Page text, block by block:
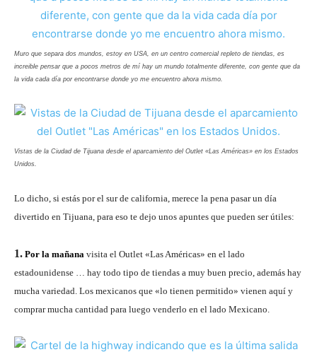
Muro que separa dos mundos, estoy en USA, en un centro comercial repleto de tiendas, es
increible pensar que a pocos metros de mí hay un mundo totalmente diferente, con gente que da
la vida cada día por encontrarse donde yo me encuentro ahora mismo.
Vistas de la Ciudad de Tijuana desde el aparcamiento del Outlet «Las Américas» en los Estados
Unidos.
Lo dicho, si estás por el sur de california, merece la pena pasar un día
divertido en Tijuana, para eso te dejo unos apuntes que pueden ser útiles:
1. Por la mañana visita el Outlet «Las Américas» en el lado
estadounidense … hay todo tipo de tiendas a muy buen precio, además hay
mucha variedad. Los mexicanos que «lo tienen permitido» vienen aquí y
comprar mucha cantidad para luego venderlo en el lado Mexicano.